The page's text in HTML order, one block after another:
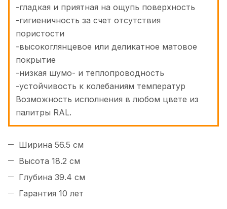
-гладкая и приятная на ощупь поверхность
-гигиеничность за счет отсутствия
пористости
-высокоглянцевое или деликатное матовое
покрытие
-низкая шумо- и теплопроводность
-устойчивость к колебаниям температур
Возможность исполнения в любом цвете из
палитры RAL.
Ширина 56.5 см
Высота 18.2 см
Глубина 39.4 см
Гарантия 10 лет